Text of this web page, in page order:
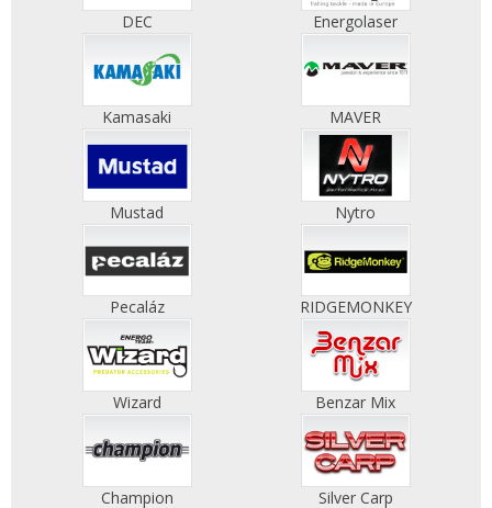
DEC Energolaser
Kamasaki MAVER
Mustad Nytro
Pecaláz RIDGEMONKEY
Wizard Benzar Mix
Champion Silver Carp